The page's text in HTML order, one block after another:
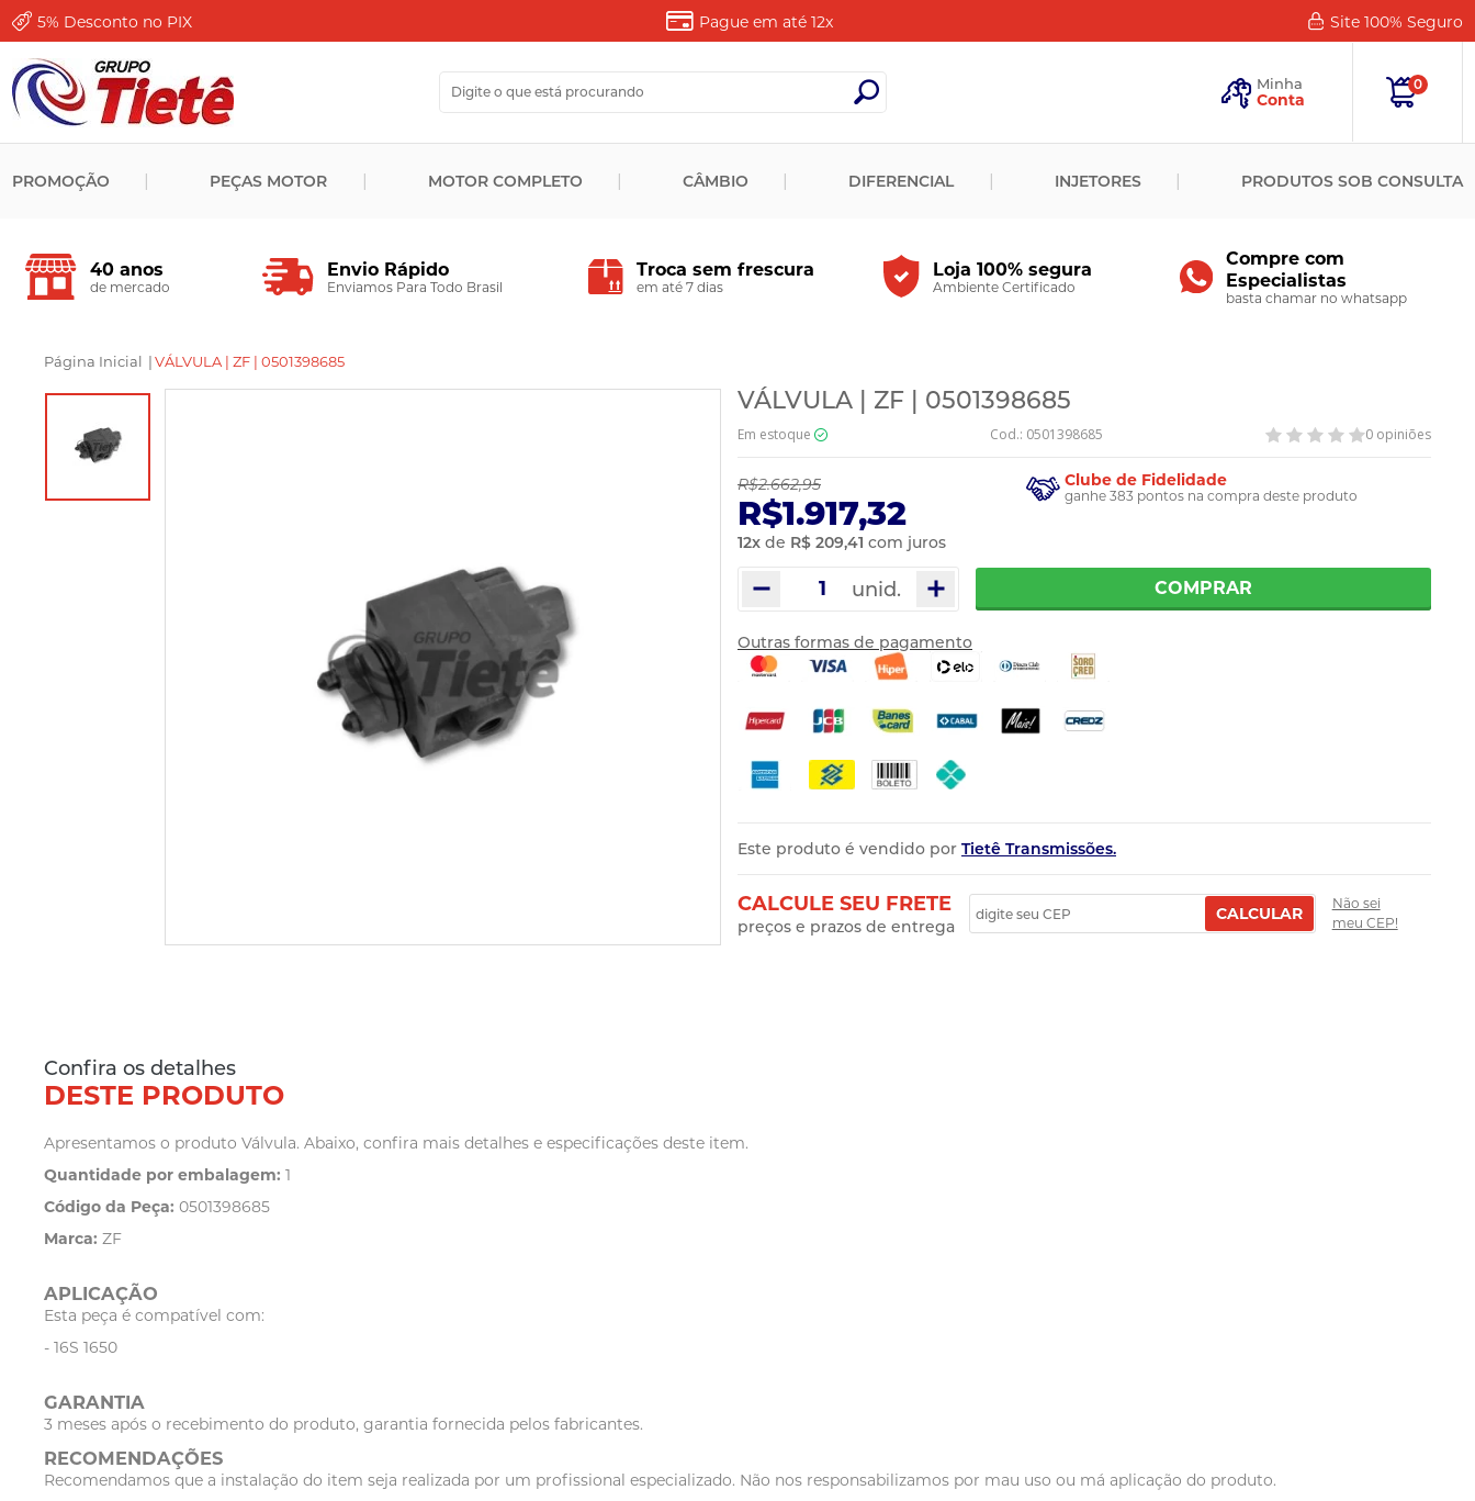
5% Desconto no PIX Pague em até 12x Site 100% Seguro
Minha
Conta
Senha?
Novo
CADASTRAR
0
PROMOÇÃO PEÇAS MOTOR MOTOR COMPLETO CÂMBIO DIFERENCIAL INJETORES PRODUTOS SOB CONSULTA
40 anos
de mercado
Envio Rápido
Enviamos Para Todo Brasil
Troca sem frescura
em até 7 dias
Loja 100% segura
Ambiente Certificado
Compre com
Especialistas
basta chamar no whatsapp
Página Inicial |VÁLVULA | ZF | 0501398685
VÁLVULA | ZF | 0501398685
Em estoque Cod.: 0501398685 0 opiniões
R$2.662,95
R$1.917,32
12x de R$ 209,41 com juros
Clube de Fidelidade
ganhe 383 pontos na compra deste produto
unid. COMPRAR
Outras formas de pagamento
Este produto é vendido por Tietê Transmissões.
CALCULE SEU FRETE
preços e prazos de entrega
CALCULAR
Não sei
meu CEP!
Confira os detalhes
DESTE PRODUTO
Apresentamos o produto Válvula. Abaixo, confira mais detalhes e especificações deste item.
Quantidade por embalagem: 1
Código da Peça: 0501398685
Marca: ZF
APLICAÇÃO
Esta peça é compatível com:
- 16S 1650
GARANTIA
3 meses após o recebimento do produto, garantia fornecida pelos fabricantes.
RECOMENDAÇÕES
Recomendamos que a instalação do item seja realizada por um profissional especializado. Não nos responsabilizamos por mau uso ou má aplicação do produto.